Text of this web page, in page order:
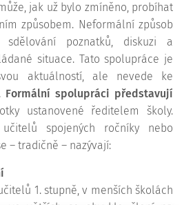
jak už bylo zmíněno, probíhat
způsobem. Neformální způsob
sdělování poznatků, diskuzi a
situace. Tato spolupráce je
aktuálností, ale nevede ke
Formální spolupráci představují
ustanovené ředitelem školy.
spojených ročníky nebo
– tradičně – nazývají:
1. stupně, v menších školách